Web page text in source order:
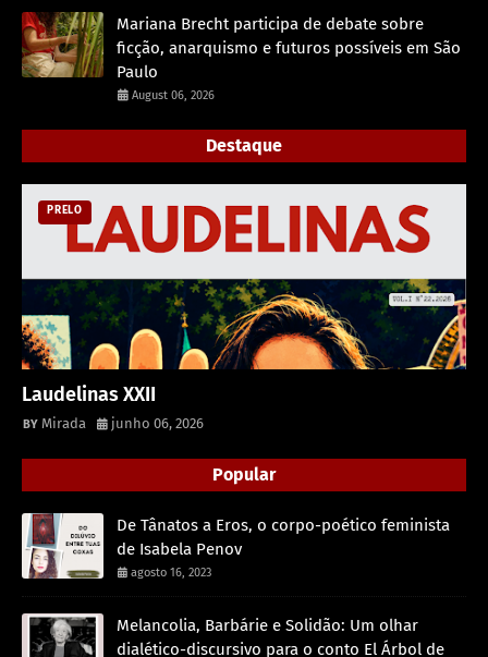
Mariana Brecht participa de debate sobre
ficção, anarquismo e futuros possíveis em São
Paulo
August 06, 2026
Destaque
PRELO
Laudelinas XXII
Mirada junho 06, 2026
Popular
De Tânatos a Eros, o corpo-poético feminista
de Isabela Penov
agosto 16, 2023
Melancolia, Barbárie e Solidão: Um olhar
dialético-discursivo para o conto El Árbol de